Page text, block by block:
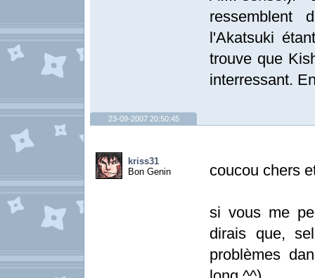
l'Akatsuki
trouve que
interressant.
23-09-2007 20:50:45
kriss31
Bon Genin
coucou chers
si vous me
dirais que,
problèmes